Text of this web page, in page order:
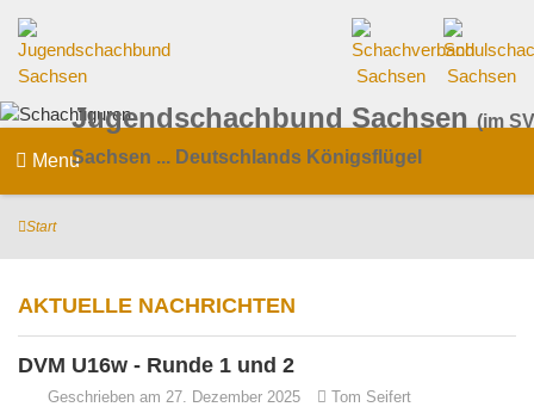
Jugendschachbund Sachsen (im
Sachsen ... Deutschlands Königsflügel
Menu
Start
AKTUELLE NACHRICHTEN
DVM U16w - Runde 1 und 2
Geschrieben am 27. Dezember 2025
Tom Seifert